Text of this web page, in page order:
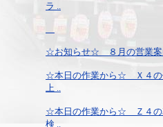
ラ ..
☆お知らせ☆ ８月の営業案
☆本日の作業から☆ Ｘ４の
上 ..
☆本日の作業から☆ Ｚ４の
検 ..